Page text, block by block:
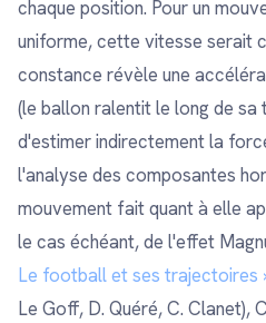
chaque position. Pour un
uniforme, cette vitesse serait
constance révèle une
(le ballon ralentit le long de
d'estimer indirectement la
l'analyse des composantes
mouvement fait quant à elle
le cas échéant, de l'effet
Le football et ses trajectoires
Le Goff, D. Quéré, C. Clanet),